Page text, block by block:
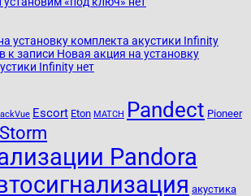
установку комплекта акустики Infinity
к записи Новая акция на установку
Infinity нет
Escort Eton MATCH Pandect Pioneer
Pandora
акустика